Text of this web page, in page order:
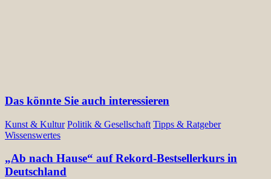
Das könnte Sie auch interessieren
Kunst & Kultur Politik & Gesellschaft Tipps & Ratgeber
Wissenswertes
„Ab nach Hause“ auf Rekord-Bestsellerkurs in
Deutschland